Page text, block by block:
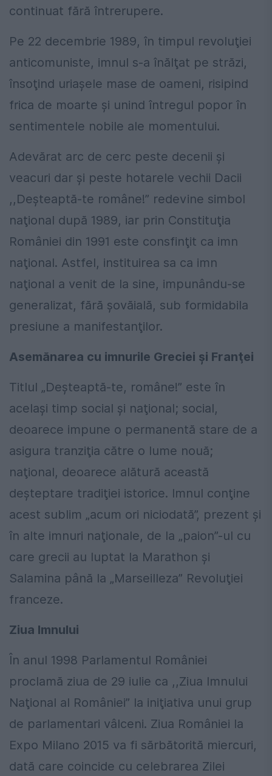
continuat fără întrerupere.
Pe 22 decembrie 1989, în timpul revoluţiei
anticomuniste, imnul s-a înălţat pe străzi,
însoţind uriaşele mase de oameni, risipind
frica de moarte şi unind întregul popor în
sentimentele nobile ale momentului.
Adevărat arc de cerc peste decenii şi
veacuri dar şi peste hotarele vechii Dacii
,,Deşteaptă-te române!” redevine simbol
naţional după 1989, iar prin Constituţia
României din 1991 este consfinţit ca imn
naţional. Astfel, instituirea sa ca imn
naţional a venit de la sine, impunându-se
generalizat, fără şovăială, sub formidabila
presiune a manifestanţilor.
Asemănarea cu imnurile Greciei şi Franţei
Titlul „Deşteaptă-te, române!” este în
acelaşi timp social şi naţional; social,
deoarece impune o permanentă stare de a
asigura tranziţia către o lume nouă;
naţional, deoarece alătură această
deşteptare tradiţiei istorice. Imnul conţine
acest sublim „acum ori niciodată”, prezent şi
în alte imnuri naţionale, de la „paion”-ul cu
care grecii au luptat la Marathon şi
Salamina până la „Marseilleza” Revoluţiei
franceze.
Ziua Imnului
În anul 1998 Parlamentul României
proclamă ziua de 29 iulie ca ,,Ziua Imnului
Naţional al României” la iniţiativa unui grup
de parlamentari vâlceni. Ziua României la
Expo Milano 2015 va fi sărbătorită miercuri,
dată care coincide cu celebrarea Zilei